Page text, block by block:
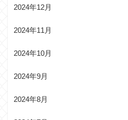
2024年12月
2024年11月
2024年10月
2024年9月
2024年8月